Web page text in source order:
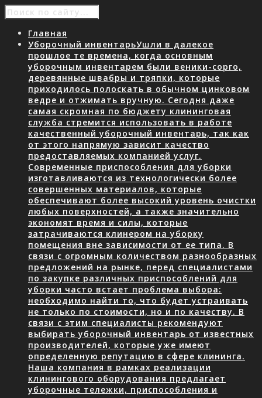
Главная
Уборочный инвентарьУшли в далекое
прошлое те времена, когда основным
уборочным инвентарем были веники-сорго,
деревянные швабры и тряпки, которые
приходилось полоскать в обычном цинковом
ведре и отжимать вручную. Сегодня даже
самая скромная по бюджету клининговая
служба стремится использовать в работе
качественный уборочный инвентарь, так как
от этого напрямую зависит качество
предоставляемых компанией услуг.
Современные приспособления для уборки
изготавливаются из технологически более
совершенных материалов, которые
обеспечивают более высокий уровень очистки
любых поверхностей, а также значительно
экономят время и силы, которые
затрачиваются клинером на уборку
помещения вне зависимости от ее типа. В
связи с огромным количеством разнообразных
предложений на рынке, перед специалистами
по закупке различных приспособлений для
уборки часто встает проблема выбора:
необходимо найти то, что будет устраивать
не только по стоимости, но и по качеству. В
связи с этим специалисты рекомендуют
выбирать уборочный инвентарь от известных
производителей, которые уже имеют
определенную репутацию в сфере клининга.
Наша компания в рамках реализации
клинингового оборудования предлагает
уборочные тележки, приспособления и